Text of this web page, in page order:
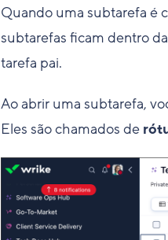
Quando uma subtarefa é
subtarefas ficam dentro
tarefa pai.
Ao abrir uma subtarefa,
Eles são chamados de